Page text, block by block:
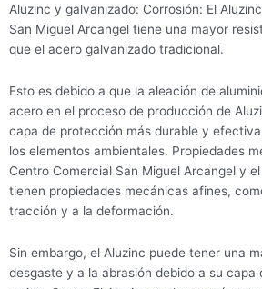
Aluzinc y galvanizado: Corrosión: El
San Miguel Arcangel tiene una mayor
que el acero galvanizado tradicional.
Esto es debido a que la aleación de
acero en el proceso de producción de
capa de protección más durable y
los elementos ambientales. Propiedades
Centro Comercial San Miguel Arcangel y
tienen propiedades mecánicas afines,
tracción y a la deformación.
Sin embargo, el Aluzinc puede tener una
desgaste y a la abrasión debido a su capa